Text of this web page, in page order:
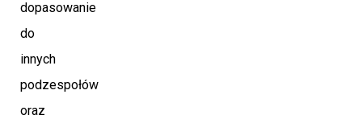
dopasowanie
do
innych
podzespołów
oraz